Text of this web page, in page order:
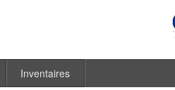
Inventaires